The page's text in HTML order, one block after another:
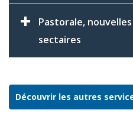
Pastorale,
sectaires
Découvrir les autres